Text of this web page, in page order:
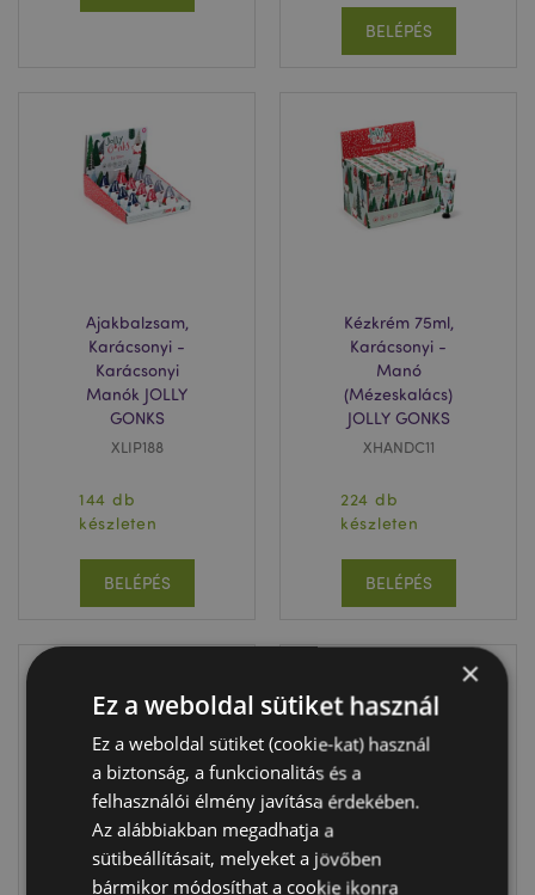
BELÉPÉS
Ajakbalzsam,
Karácsonyi -
Karácsonyi
Manók JOLLY
GONKS
XLIP188
144 db
készleten
BELÉPÉS
Kézkrém 75ml,
Karácsonyi -
Manó
(Mézeskalács)
JOLLY GONKS
XHANDC11
224 db
készleten
BELÉPÉS
×
Ez a weboldal sütiket használ
Ez a weboldal sütiket (cookie-kat) használ
a biztonság, a funkcionalitás és a
felhasználói élmény javítása érdekében.
Az alábbiakban megadhatja a
sütibeállításait, melyeket a jövőben
bármikor módosíthat a cookie ikonra